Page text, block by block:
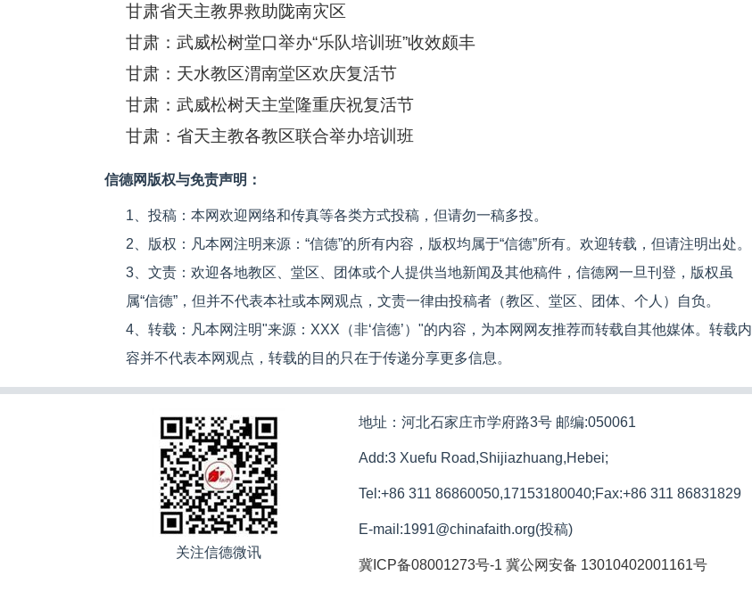
甘肃省天主教界救助陇南灾区
甘肃：武威松树堂口举办“乐队培训班”收效颇丰
甘肃：天水教区渭南堂区欢庆复活节
甘肃：武威松树天主堂隆重庆祝复活节
甘肃：省天主教各教区联合举办培训班
信德网版权与免责声明：
1、投稿：本网欢迎网络和传真等各类方式投稿，但请勿一稿多投。
2、版权：凡本网注明来源：“信德”的所有内容，版权均属于“信德”所有。欢迎转载，但请注明出处。
3、文责：欢迎各地教区、堂区、团体或个人提供当地新闻及其他稿件，信德网一旦刊登，版权虽
属“信德”，但并不代表本社或本网观点，文责一律由投稿者（教区、堂区、团体、个人）自负。
4、转载：凡本网注明"来源：XXX（非‘信德’）"的内容，为本网网友推荐而转载自其他媒体。转载内
容并不代表本网观点，转载的目的只在于传递分享更多信息。
关注信德微讯
地址：河北石家庄市学府路3号 邮编:050061
Add:3 Xuefu Road,Shijiazhuang,Hebei;
Tel:+86 311 86860050,17153180040;Fax:+86 311 86831829
E-mail:1991@chinafaith.org(投稿)
冀ICP备08001273号-1 冀公网安备 13010402001161号